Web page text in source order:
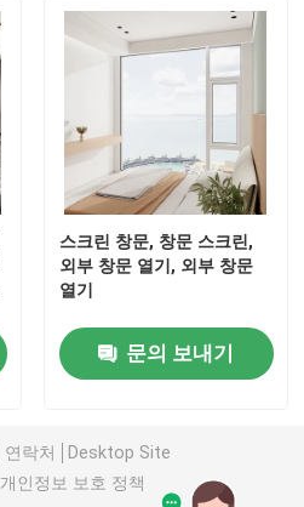
스크린 창문, 창문 스크린,
외부 창문 열기, 외부 창문
열기
문의 보내기
연락처
Desktop Site
개인정보 보호 정책